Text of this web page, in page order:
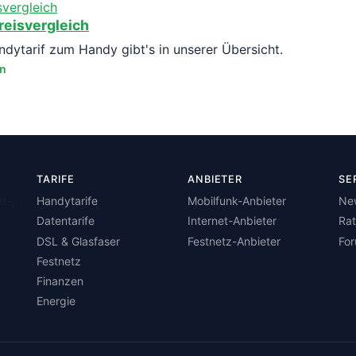
zum Handy gibt's in unserer Übersicht.
TARIFE
Handytarife
Datentarife
DSL & Glasfaser
Festnetz
Finanzen
Energie
ANBIETER
Mobilfunk-Anbieter
Internet-Anbieter
Festnetz-Anbieter